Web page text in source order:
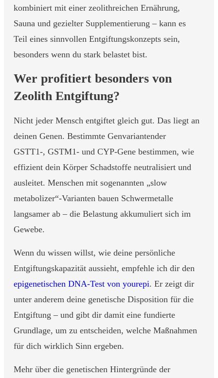
kombiniert mit einer zeolithreichen Ernährung,
Sauna und gezielter Supplementierung – kann es
Teil eines sinnvollen Entgiftungskonzepts sein,
besonders wenn du stark belastet bist.
Wer profitiert besonders von
Zeolith Entgiftung?
Nicht jeder Mensch entgiftet gleich gut. Das liegt an
deinen Genen. Bestimmte Genvariantender
GSTT1-, GSTM1- und CYP-Gene bestimmen, wie
effizient dein Körper Schadstoffe neutralisiert und
ausleitet. Menschen mit sogenannten „slow
metabolizer“-Varianten bauen Schwermetalle
langsamer ab – die Belastung akkumuliert sich im
Gewebe.
Wenn du wissen willst, wie deine persönliche
Entgiftungskapazität aussieht, empfehle ich dir den
epigenetischen DNA-Test von yourepi. Er zeigt dir
unter anderem deine genetische Disposition für die
Entgiftung – und gibt dir damit eine fundierte
Grundlage, um zu entscheiden, welche Maßnahmen
für dich wirklich Sinn ergeben.
Mehr über die genetischen Hintergründe der